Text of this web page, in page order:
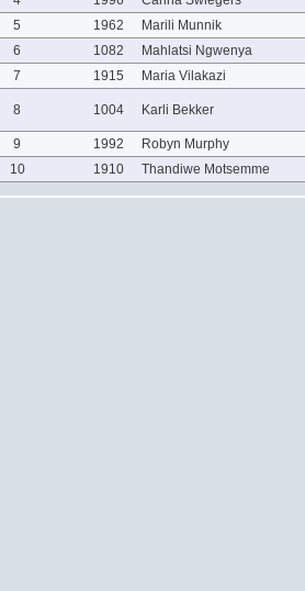
5
1962
Marili Munnik
6
1082
Mahlatsi Ngwenya
7
1915 Maria Vilakazi
8 1004 Karli Bekker
9 1992
Robyn Murphy
10
1910 Thandiwe Motsemme